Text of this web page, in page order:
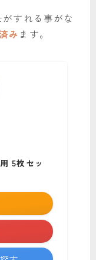
すれる事がな
み ます。
5枚セッ